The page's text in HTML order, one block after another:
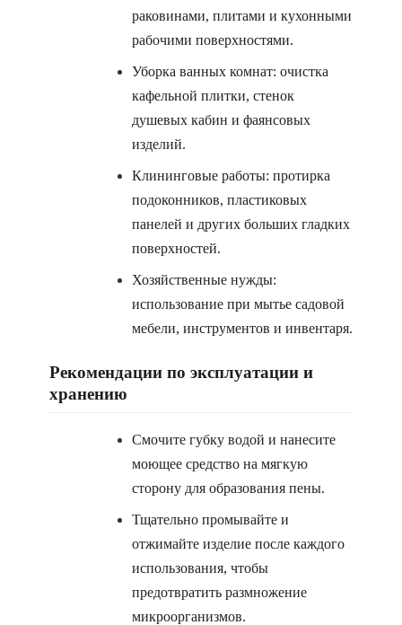
раковинами, плитами и кухонными
рабочими поверхностями.
Уборка ванных комнат: очистка
кафельной плитки, стенок
душевых кабин и фаянсовых
изделий.
Клининговые работы: протирка
подоконников, пластиковых
панелей и других больших гладких
поверхностей.
Хозяйственные нужды:
использование при мытье садовой
мебели, инструментов и инвентаря.
Рекомендации по эксплуатации и
хранению
Смочите губку водой и нанесите
моющее средство на мягкую
сторону для образования пены.
Тщательно промывайте и
отжимайте изделие после каждого
использования, чтобы
предотвратить размножение
микроорганизмов.